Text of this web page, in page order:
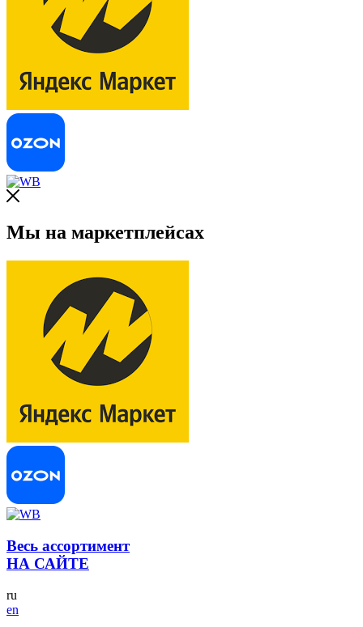
Мы на маркетплейсах
Весь ассортимент
НА САЙТЕ
ru
en